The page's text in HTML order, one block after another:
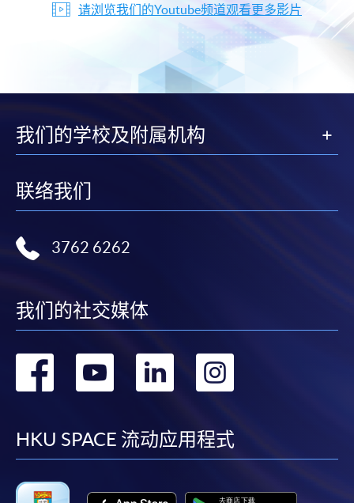
请浏览我们的Youtube频道观看更多影片
我们的学校及附属机构
联络我们
3762 6262
我们的社交媒体
转
facebook
转
youtube
转
linkedin
转
HKU SPACE 流动应用程式